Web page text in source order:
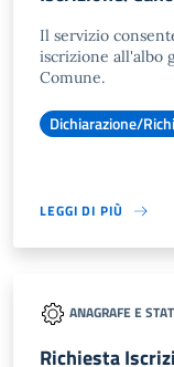
Il servizio
iscrizione all'albo
Comune.
Dichiarazione/
LEGGI DI PIÙ
ANAGRAFE E
Richiesta